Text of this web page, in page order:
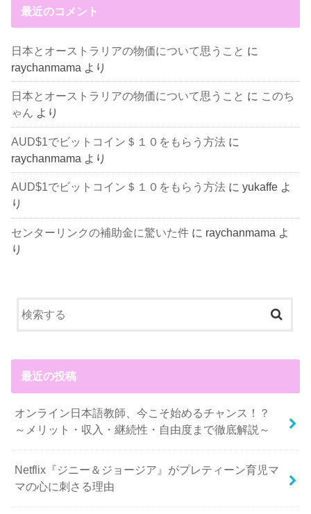
最近のコメント
日本とオーストラリアの物価について思うこと に
raychanmama より
日本とオーストラリアの物価について思うこと に このち
ゃん より
AUD$1でビットコイン＄１０をもらう方法 に
raychanmama より
AUD$1でビットコイン＄１０をもらう方法 にyukaffe よ
り
センターリンクの補助金に驚いた件 に raychanmama よ
り
最近の投稿
オンライン日本語教師、今こそ始めるチャンス！？
～メリット・収入・継続性・自由度まで徹底解説～
Netflix『ジニー＆ジョージア』がプレティーン育児マ
マの心に刺さる理由